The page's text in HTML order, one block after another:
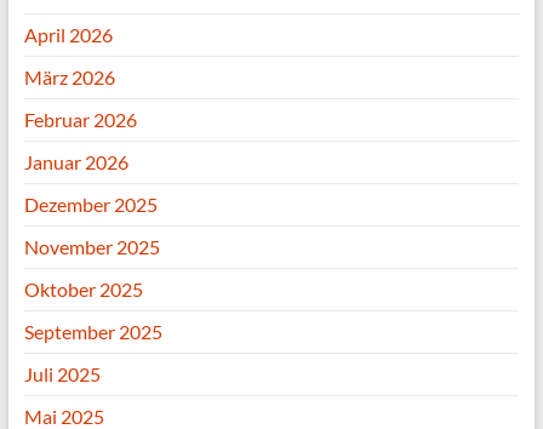
April 2026
März 2026
Februar 2026
Januar 2026
Dezember 2025
November 2025
Oktober 2025
September 2025
Juli 2025
Mai 2025